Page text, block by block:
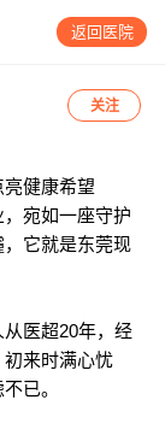
返回医院
关注
健康希望
宛如一座守护
它就是东莞现
医超20年，经
来时满心忧
已。